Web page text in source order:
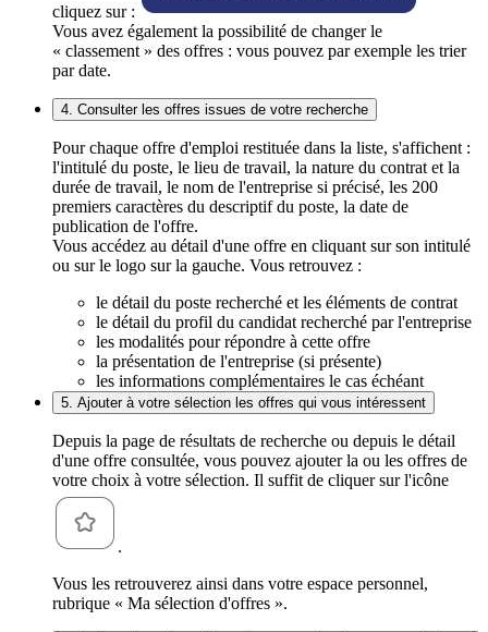
cliquez sur :
Vous avez également la possibilité de changer le
« classement » des offres : vous pouvez par exemple les trier
par date.
4. Consulter les offres issues de votre recherche
Pour chaque offre d'emploi restituée dans la liste, s'affichent :
l'intitulé du poste, le lieu de travail, la nature du contrat et la
durée de travail, le nom de l'entreprise si précisé, les 200
premiers caractères du descriptif du poste, la date de
publication de l'offre.
Vous accédez au détail d'une offre en cliquant sur son intitulé
ou sur le logo sur la gauche. Vous retrouvez :
le détail du poste recherché et les éléments de contrat
le détail du profil du candidat recherché par l'entreprise
les modalités pour répondre à cette offre
la présentation de l'entreprise (si présente)
les informations complémentaires le cas échéant
5. Ajouter à votre sélection les offres qui vous intéressent
Depuis la page de résultats de recherche ou depuis le détail
d'une offre consultée, vous pouvez ajouter la ou les offres de
votre choix à votre sélection. Il suffit de cliquer sur l'icône
.
Vous les retrouverez ainsi dans votre espace personnel,
rubrique « Ma sélection d'offres ».